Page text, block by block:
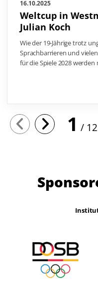
16.10.2025
Weltcup in
Julian Koch
Wie der 19-Jährige trotz
Sprachbarrieren und
für die Spiele 2028 werden
1 12